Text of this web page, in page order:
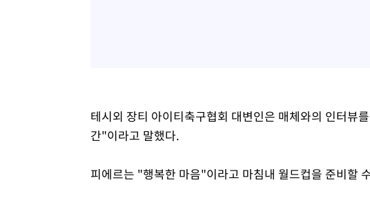
테시외 장티 아이티축구협회 대변인은 매체와의 인터뷰
간"이라고 말했다.
피에르는 "행복한 마음"이라고 마침내 월드컵을 준비할